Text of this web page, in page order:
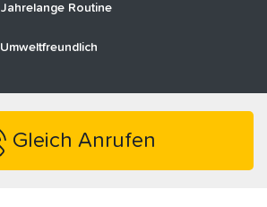
Jahrelange Routine
Umweltfreundlich
Gleich Anrufen